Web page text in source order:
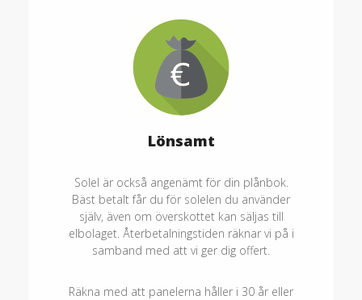
Lönsamt
Solel är också angenämt för din plånbok.
Bäst betalt får du för solelen du använder
själv, även om överskottet kan säljas till
elbolaget. Återbetalningstiden räknar vi på i
samband med att vi ger dig offert.
Räkna med att panelerna håller i 30 år eller